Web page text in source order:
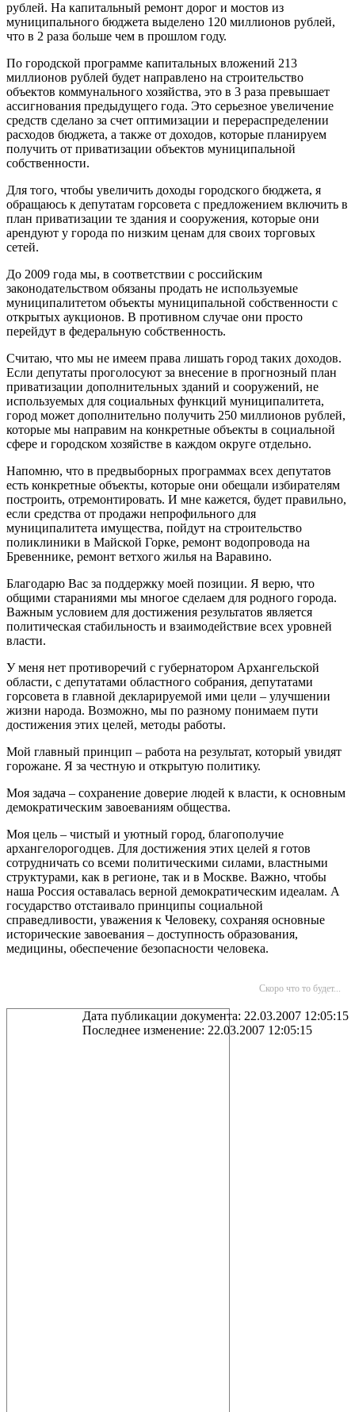
рублей. На капитальный ремонт дорог и мостов из
муниципального бюджета выделено 120 миллионов рублей,
что в 2 раза больше чем в прошлом году.
По городской программе капитальных вложений 213
миллионов рублей будет направлено на строительство
объектов коммунального хозяйства, это в 3 раза превышает
ассигнования предыдущего года. Это серьезное увеличение
средств сделано за счет оптимизации и перераспределении
расходов бюджета, а также от доходов, которые планируем
получить от приватизации объектов муниципальной
собственности.
Для того, чтобы увеличить доходы городского бюджета, я
обращаюсь к депутатам горсовета с предложением включить в
план приватизации те здания и сооружения, которые они
арендуют у города по низким ценам для своих торговых
сетей.
До 2009 года мы, в соответствии с российским
законодательством обязаны продать не используемые
муниципалитетом объекты муниципальной собственности с
открытых аукционов. В противном случае они просто
перейдут в федеральную собственность.
Считаю, что мы не имеем права лишать город таких доходов.
Если депутаты проголосуют за внесение в прогнозный план
приватизации дополнительных зданий и сооружений, не
используемых для социальных функций муниципалитета,
город может дополнительно получить 250 миллионов рублей,
которые мы направим на конкретные объекты в социальной
сфере и городском хозяйстве в каждом округе отдельно.
Напомню, что в предвыборных программах всех депутатов
есть конкретные объекты, которые они обещали избирателям
построить, отремонтировать. И мне кажется, будет правильно,
если средства от продажи непрофильного для
муниципалитета имущества, пойдут на строительство
поликлиники в Майской Горке, ремонт водопровода на
Бревеннике, ремонт ветхого жилья на Варавино.
Благодарю Вас за поддержку моей позиции. Я верю, что
общими стараниями мы многое сделаем для родного города.
Важным условием для достижения результатов является
политическая стабильность и взаимодействие всех уровней
власти.
У меня нет противоречий с губернатором Архангельской
области, с депутатами областного собрания, депутатами
горсовета в главной декларируемой ими цели – улучшении
жизни народа. Возможно, мы по разному понимаем пути
достижения этих целей, методы работы.
Мой главный принцип – работа на результат, который увидят
горожане. Я за честную и открытую политику.
Моя задача – сохранение доверие людей к власти, к основным
демократическим завоеваниям общества.
Моя цель – чистый и уютный город, благополучие
архангелорогодцев. Для достижения этих целей я готов
сотрудничать со всеми политическими силами, властными
структурами, как в регионе, так и в Москве. Важно, чтобы
наша Россия оставалась верной демократическим идеалам. А
государство отстаивало принципы социальной
справедливости, уважения к Человеку, сохраняя основные
исторические завоевания – доступность образования,
медицины, обеспечение безопасности человека.
Скоро что то будет...
Дата публикации документа: 22.03.2007 12:05:15
Последнее изменение: 22.03.2007 12:05:15